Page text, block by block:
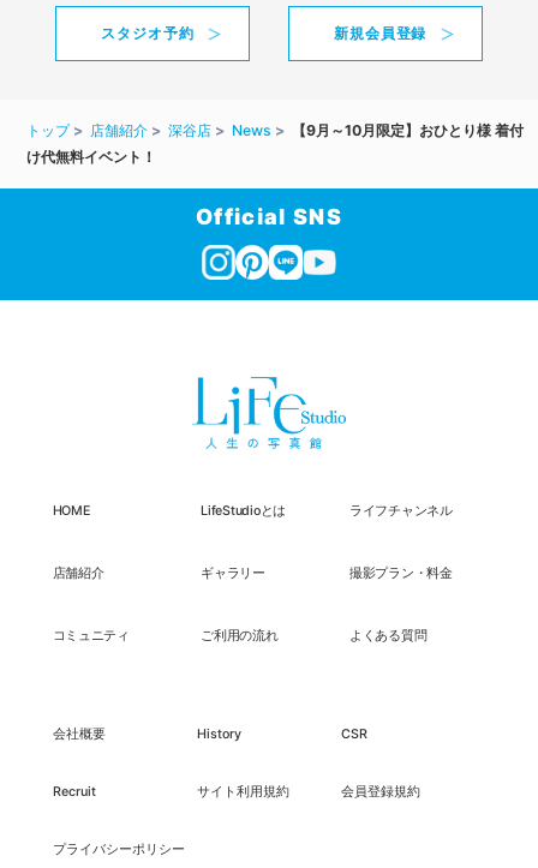
スタジオ予約 新規会員登録
トップ 店舗紹介 深谷店 News
【9月～10月限定】おひとり様 着付
け代無料イベント！
Official SNS
HOME LifeStudioとは ライフチャンネル
店舗紹介 ギャラリー 撮影プラン・料金
コミュニティ ご利用の流れ よくある質問
会社概要 History CSR
Recruit サイト利用規約 会員登録規約
プライバシーポリシー